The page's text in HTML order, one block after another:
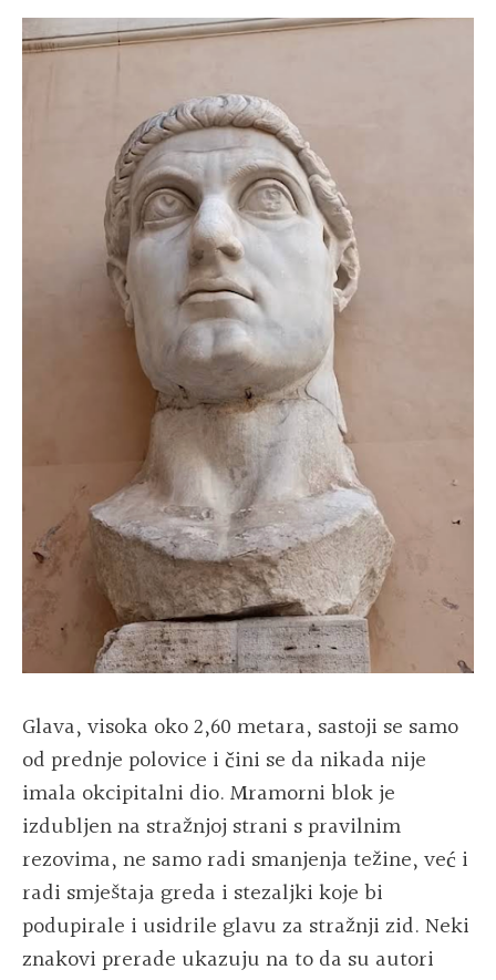
Glava, visoka oko 2,60 metara, sastoji se samo
od prednje polovice i čini se da nikada nije
imala okcipitalni dio. Mramorni blok je
izdubljen na stražnjoj strani s pravilnim
rezovima, ne samo radi smanjenja težine, već i
radi smještaja greda i stezaljki koje bi
podupirale i usidrile glavu za stražnji zid. Neki
znakovi prerade ukazuju na to da su autori